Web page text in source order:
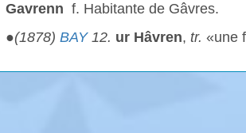
Gavrenn f. Habitante de Gâvres.
●(1878) BAY12. ur Hâvren, tr. «une